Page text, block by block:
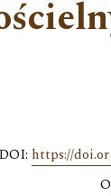
DOI: https://